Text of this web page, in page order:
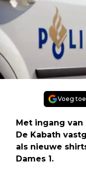
Voeg
Met ingang van
De Kabath
als nieuwe
Dames 1.